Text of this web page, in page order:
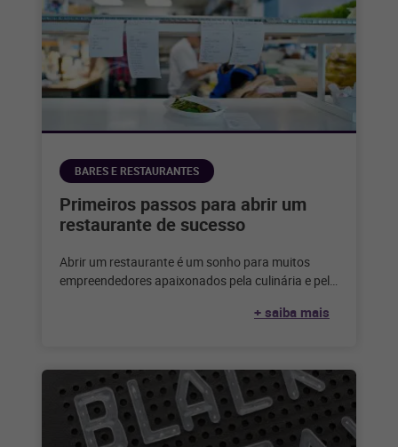
BARES E RESTAURANTES
Primeiros passos para abrir um
restaurante de sucesso
Abrir um restaurante é um sonho para muitos
empreendedores apaixonados pela culinária e pelo
+ saiba mais